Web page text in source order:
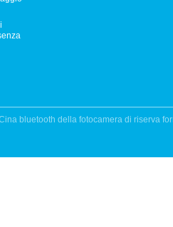
bluetooth della fotocamera di riserva